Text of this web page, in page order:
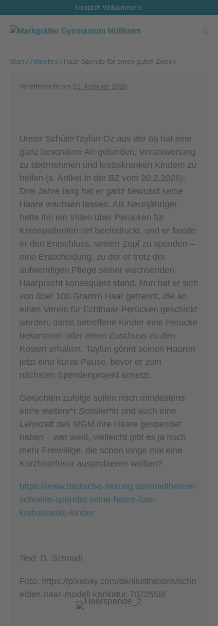
Inhalt
springen
Herzlich Willkommen!
Start / Aktuelles / Haar-Spende für einen guten Zweck
Veröffentlicht am 21. Februar 2026
Unser SchülerTayfun Öz aus der 6a hat eine
ganz besondere Art gefunden, Verantwortung
zu übernehmen und krebskranken Kindern zu
helfen (s. Artikel in der BZ vom 20.2.2026):
Drei Jahre lang hat er ganz bewusst seine
Haare wachsen lassen. Als Neunjähriger
hatte ihn ein Video über Perücken für
Krebspatienten tief beeindruckt, und er fasste
er den Entschluss, seinen Zopf zu spenden –
eine Entscheidung, zu der er trotz der
aufwendigen Pflege seiner wachsenden
Haarpracht konsequent stand. Nun hat er sich
von über 100 Gramm Haar getrennt, die an
einen Verein für Echthaar-Perücken geschickt
werden, damit betroffene Kinder eine Perücke
bekommen oder einen Zuschuss zu den
Kosten erhalten. Tayfun gönnt seinen Haaren
jetzt eine kurze Pause, bevor er zum
nächsten Spendenprojekt ansetzt.
Gerüchten zufolge sollen noch mindestens
ein*e weitere*r Schüler*in und auch eine
Lehrkraft des MGM ihre Haare gespendet
haben – wer weiß, vielleicht gibt es ja noch
mehr Freiwillige, die schon lange mal eine
Kurzhaarfrisur ausprobieren wollten?
https://www.badische-zeitung.de/muellheimer-
schueler-spendet-seine-haare-fuer-
krebskranke-kinder
Text: D. Schmidt
Foto: https://pixabay.com/de/illustrations/schn
eiden-haar-modell-karikatur-7072558/